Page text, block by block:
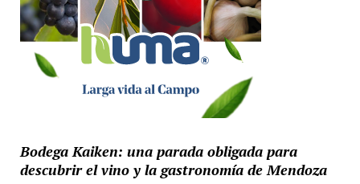
Bodega Kaiken: una parada obligada para
descubrir el vino y la gastronomía de Mendoza